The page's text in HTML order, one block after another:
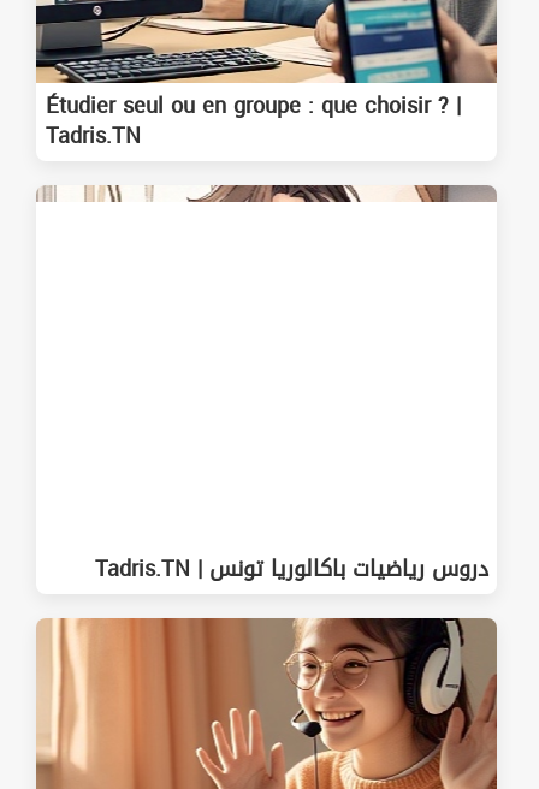
Étudier seul ou en groupe : que choisir ? |
Tadris.TN
دروس رياضيات باكالوريا تونس | Tadris.TN